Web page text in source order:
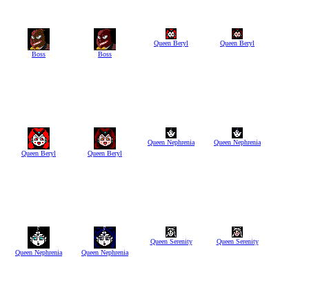
Boss Boss
Queen Beryl Queen Beryl
Queen Beryl Queen Beryl
Queen Nephrenia Queen Nephrenia
Queen Nephrenia Queen Nephrenia
Queen Serenity Queen Serenity